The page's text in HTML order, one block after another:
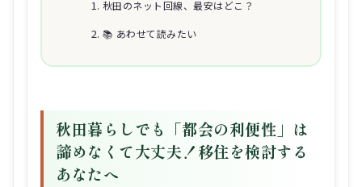
秋田のネット回線、最安はどこ？
📚 あわせて読みたい
秋田暮らしでも「都会の利便性」は
諦めなくて大丈夫！移住を検討する
あなたへ